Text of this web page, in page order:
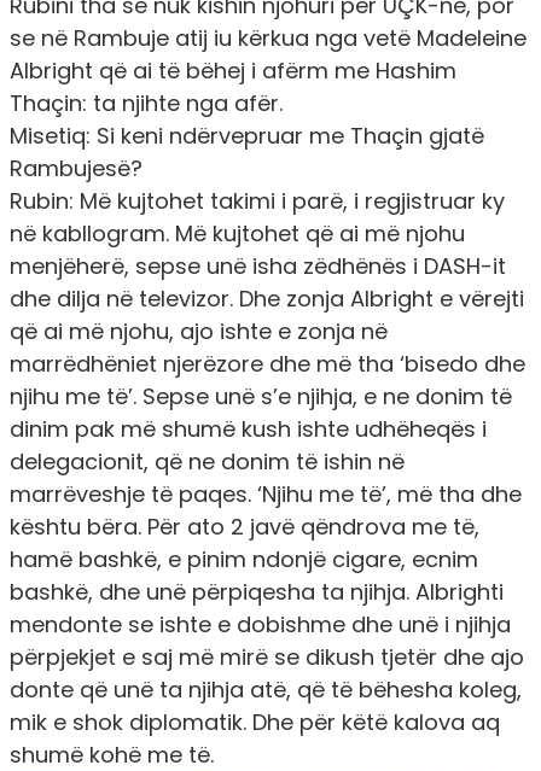
se në Rambuje atij iu kërkua nga vetë Madeleine
Albright që ai të bëhej i afërm me Hashim
Thaçin: ta njihte nga afër.
Misetiq: Si keni ndërvepruar me Thaçin gjatë
Rambujesë?
Rubin: Më kujtohet takimi i parë, i regjistruar ky
në kabllogram. Më kujtohet që ai më njohu
menjëherë, sepse unë isha zëdhënës i DASH-it
dhe dilja në televizor. Dhe zonja Albright e vërejti
që ai më njohu, ajo ishte e zonja në
marrëdhëniet njerëzore dhe më tha ‘bisedo dhe
njihu me të’. Sepse unë s’e njihja, e ne donim të
dinim pak më shumë kush ishte udhëheqës i
delegacionit, që ne donim të ishin në
marrëveshje të paqes. ‘Njihu me të’, më tha dhe
kështu bëra. Për ato 2 javë qëndrova me të,
hamë bashkë, e pinim ndonjë cigare, ecnim
bashkë, dhe unë përpiqesha ta njihja. Albrighti
mendonte se ishte e dobishme dhe unë i njihja
përpjekjet e saj më mirë se dikush tjetër dhe ajo
donte që unë ta njihja atë, që të bëhesha koleg,
mik e shok diplomatik. Dhe për këtë kalova aq
shumë kohë me të.